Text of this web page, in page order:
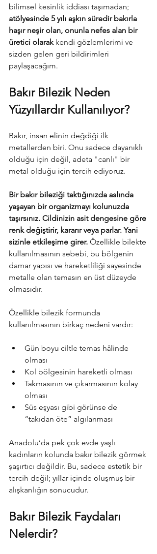
bilimsel kesinlik iddiası taşımadan;
atölyesinde 5 yılı aşkın süredir bakırla
haşır neşir olan, onunla nefes alan bir
üretici olarak kendi gözlemlerimi ve
sizden gelen geri bildirimleri
paylaşacağım.
Bakır Bilezik Neden
Yüzyıllardır Kullanılıyor?
Bakır, insan elinin değdiği ilk
metallerden biri. Onu sadece dayanıklı
olduğu için değil, adeta "canlı" bir
metal olduğu için tercih ediyoruz.
Bir bakır bileziği taktığınızda aslında
yaşayan bir organizmayı kolunuzda
taşırsınız. Cildinizin asit dengesine göre
renk değiştirir, kararır veya parlar. Yani
sizinle etkileşime girer. Özellikle bilekte
kullanılmasının sebebi, bu bölgenin
damar yapısı ve hareketliliği sayesinde
metalle olan temasın en üst düzeyde
olmasıdır.
Özellikle bilezik formunda
kullanılmasının birkaç nedeni vardır:
Gün boyu ciltle temas hâlinde
olması
Kol bölgesinin hareketli olması
Takmasının ve çıkarmasının kolay
olması
Süs eşyası gibi görünse de
“takıdan öte” algılanması
Anadolu’da pek çok evde yaşlı
kadınların kolunda bakır bilezik görmek
şaşırtıcı değildir. Bu, sadece estetik bir
tercih değil; yıllar içinde oluşmuş bir
alışkanlığın sonucudur.
Bakır Bilezik Faydaları
Nelerdir?